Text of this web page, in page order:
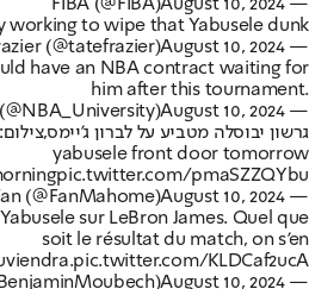
— FIBA (@FIBA)
August 10, 2024
working to wipe that Yabusele dunk
— Tate Frazier (@tatefrazier)
August 10, 2024
have an NBA contract waiting for
him after this tournament.
— NBA University (@NBA_University)
August 10, 2024
גרשון יבוסלה מטביע על לברון
yabusele front door tomorrow
pic.twitter.com/pmaSZZQYbu
— Fan (@FanMahome)
August 10, 2024
sur LeBron James. Quel que
soit le résultat du match, on s'en
pic.twitter.com/KLDCaf2ucA
— Benjamin Moubèche (@BenjaminMoubech)
August 10, 2024